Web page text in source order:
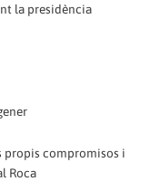
la presidència
propis compromisos i
Roca